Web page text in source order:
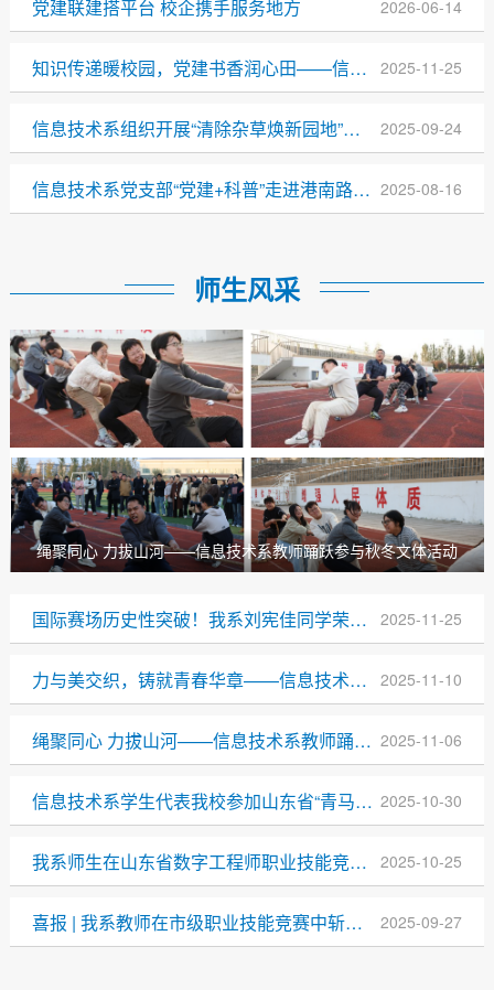
党建联建搭平台 校企携手服务地方 2026-06-14
知识传递暖校园，党建书香润心田——信息技术系党支部向校图书馆捐赠图书五百余册 2025-11-25
信息技术系组织开展“清除杂草焕新园地”主题党日活动 2025-09-24
信息技术系党支部“党建+科普”走进港南路社区 为夏令营播撒科技种子 2025-08-16
师生风采
绳聚同心 力拔山河——信息技术系教师踊跃参与秋冬文体活动
国际赛场历史性突破！我系刘宪佳同学荣获金砖国家职业技能大赛全国二等奖 2025-11-25
力与美交织，铸就青春华章——信息技术系于校体育文化节尽展风采 2025-11-10
绳聚同心 力拔山河——信息技术系教师踊跃参与秋冬文体活动 2025-11-06
信息技术系学生代表我校参加山东省“青马工程”培训班 2025-10-30
我系师生在山东省数字工程师职业技能竞赛决赛中喜获佳绩 2025-10-25
喜报 | 我系教师在市级职业技能竞赛中斩获佳绩 2025-09-27